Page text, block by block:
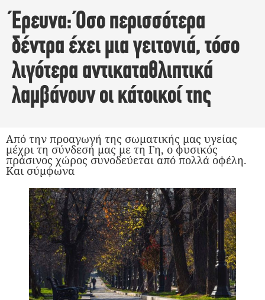
Έρευνα: Όσο περισσότερα
δέντρα έχει μια γειτονιά, τόσο
λιγότερα αντικαταθλιπτικά
λαμβάνουν οι κάτοικοί της
Από την προαγωγή της σωματικής μας υγείας
μέχρι τη σύνδεσή μας με τη Γη, ο φυσικός
πράσινος χώρος συνοδεύεται από πολλά οφέλη.
Και σύμφωνα